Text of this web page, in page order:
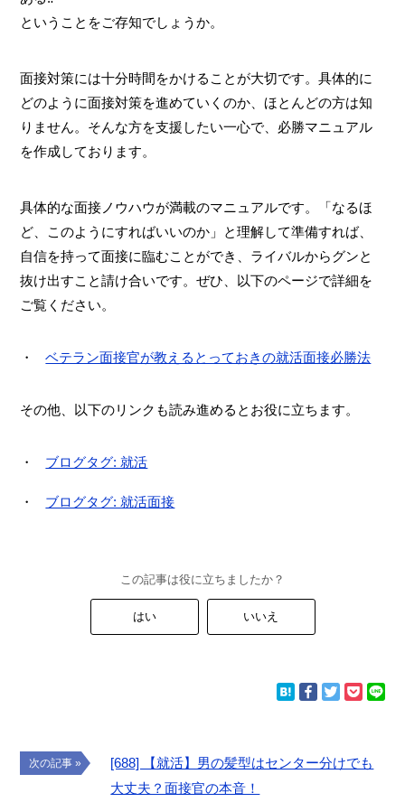
ということをご存知でしょうか。
面接対策には十分時間をかけることが大切です。具体的に
どのように面接対策を進めていくのか、ほとんどの方は知
りません。そんな方を支援したい一心で、必勝マニュアル
を作成しております。
具体的な面接ノウハウが満載のマニュアルです。「なるほ
ど、このようにすればいいのか」と理解して準備すれば、
自信を持って面接に臨むことができ、ライバルからグンと
抜け出すこと請け合いです。ぜひ、以下のページで詳細を
ご覧ください。
ベテラン面接官が教えるとっておきの就活面接必勝法
その他、以下のリンクも読み進めるとお役に立ちます。
ブログタグ: 就活
ブログタグ: 就活面接
この記事は役に立ちましたか？
はい いいえ
次の記事 »
[688] 【就活】男の髪型はセンター分けでも
大丈夫？面接官の本音！